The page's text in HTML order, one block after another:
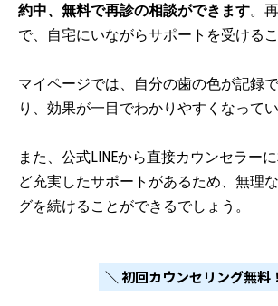
約中、無料で再診の相談ができます。
で、自宅にいながらサポートを受けるこ
マイページでは、自分の歯の色が記録
り、効果が一目でわかりやすくなってい
また、公式LINEから直接カウンセラー
ど充実したサポートがあるため、無理
グを続けることができるでしょう。
＼ 初回カウンセリング無料